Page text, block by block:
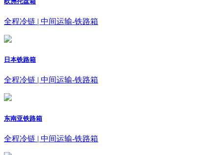
全程冷链 | 中间运输-铁路箱
日本铁路箱
全程冷链 | 中间运输-铁路箱
东南亚铁路箱
全程冷链 | 中间运输-铁路箱